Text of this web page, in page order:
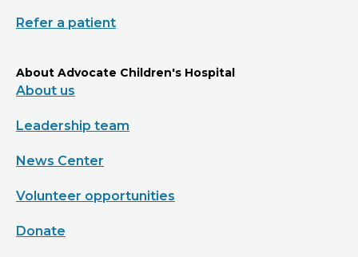
Refer a patient
About Advocate Children's Hospital
About us
Leadership team
News Center
Volunteer opportunities
Donate